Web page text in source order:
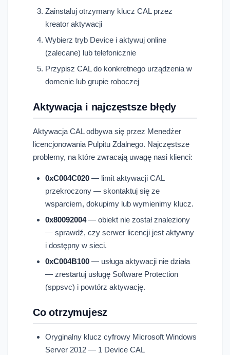
Zainstaluj otrzymany klucz CAL przez
kreator aktywacji
Wybierz tryb Device i aktywuj online
(zalecane) lub telefonicznie
Przypisz CAL do konkretnego urządzenia w
domenie lub grupie roboczej
Aktywacja i najczęstsze błędy
Aktywacja CAL odbywa się przez Menedżer
licencjonowania Pulpitu Zdalnego. Najczęstsze
problemy, na które zwracają uwagę nasi klienci:
0xC004C020 — limit aktywacji CAL
przekroczony — skontaktuj się ze
wsparciem, dokupimy lub wymienimy klucz.
0x80092004— obiekt nie został znaleziony
— sprawdź, czy serwer licencji jest aktywny
i dostępny w sieci.
0xC004B100 — usługa aktywacji nie działa
— zrestartuj usługę Software Protection
(sppsvc) i powtórz aktywację.
Co otrzymujesz
Oryginalny klucz cyfrowy Microsoft Windows
Server 2012 — 1 Device CAL